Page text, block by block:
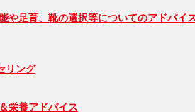
や足育、靴の選択等についてのアドバイ
リング
栄養アドバイス